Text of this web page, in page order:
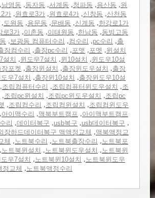
,남영동 ,동자동 ,서계동 ,청파동 ,용산동 ,원
가 ,원효로3가 ,원효로4가 ,신창동 ,산천동
,도원동 ,용문동 ,문배동 ,신계동 ,한강로1가
로3가 ,이촌동 ,이태원동 ,한남동 ,동빙고동
,보광동 컴퓨터수리 ,컴수리 ,pc수리 ,출
장컴수리 ,출장pc수리 ,포맷 ,포멧 ,윈설치
설치 ,윈도우7설치 ,윈10설치 ,윈도우10설
장포켓 ,출장윈설치 ,출장윈도우설치 ,출장
우7설치 ,출장윈10설치 ,출장윈도우10설
,조립컴퓨터수리 ,조립컴퓨터윈도우설치 ,조
,조립pc윈설치 ,조립pc윈도우설치 ,조립pc
,조립컴수리 ,조립컴윈설치 ,조립컴윈도우
,아이맥수리 ,맥북부트캠프 ,아이맥부트캠프
리 ,데이터복구 ,usb복구 ,usb데이터복구 ,
장하드데이터복구 맥액정교체 ,맥북액정교
체 ,노트북수리 ,노트북출장수리 ,노트북포
,노트북윈설치 ,노트북윈도우설치 ,노트북윈
우7설치 ,노트북윈10설치 ,노트북윈도우
정교체 ,노트북액정수리